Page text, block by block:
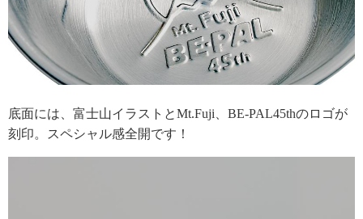
底面には、富士山イラストとMt.Fuji、BE-PAL45thのロゴが
刻印。スペシャル感全開です！